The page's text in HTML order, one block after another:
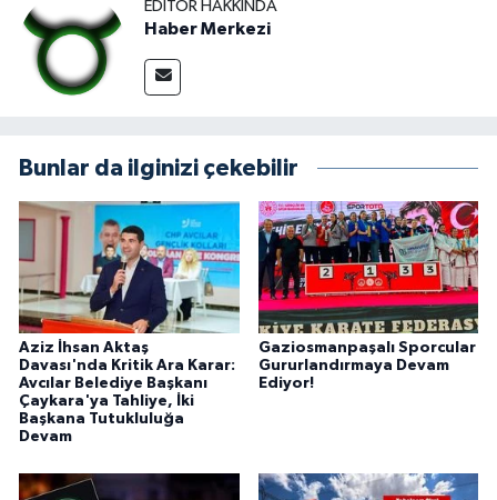
EDITÖR HAKKINDA
Haber Merkezi
Bunlar da ilginizi çekebilir
Aziz İhsan Aktaş
Davası'nda Kritik Ara Karar:
Avcılar Belediye Başkanı
Çaykara'ya Tahliye, İki
Başkana Tutukluluğa
Devam
Gaziosmanpaşalı Sporcular
Gururlandırmaya Devam
Ediyor!